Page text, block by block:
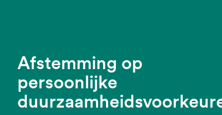
Afstemming op
persoonlijke